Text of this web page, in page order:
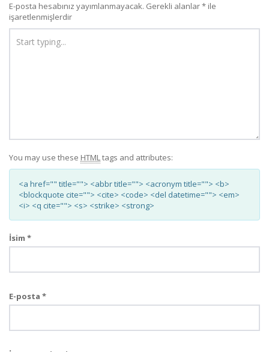
E-posta hesabınız yayımlanmayacak. Gerekli alanlar* ile
işaretlenmişlerdir
You may use these HTMLtags and attributes:
<a href="" title=""> <abbr title=""> <acronym title=""> <b>
<blockquote cite=""> <cite> <code> <del datetime=""> <em>
<i> <q cite=""> <s> <strike> <strong>
İsim *
E-posta *